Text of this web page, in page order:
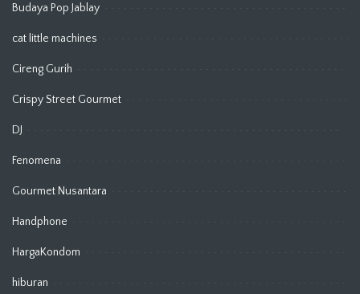
Budaya Pop Jablay
cat little machines
Cireng Gurih
Crispy Street Gourmet
DJ
Fenomena
Gourmet Nusantara
Handphone
HargaKondom
hiburan